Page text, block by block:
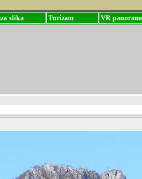
slika Turizam VR panorame